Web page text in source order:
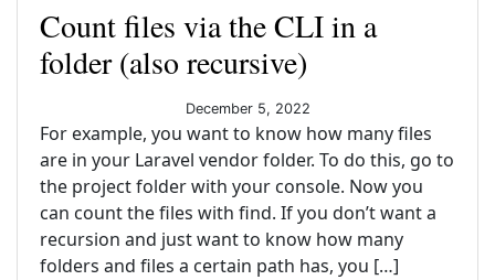
Count files via the CLI in a
folder (also recursive)
December 5, 2022
For example, you want to know how many files
are in your Laravel vendor folder. To do this, go to
the project folder with your console. Now you
can count the files with find. If you don’t want a
recursion and just want to know how many
folders and files a certain path has, you […]